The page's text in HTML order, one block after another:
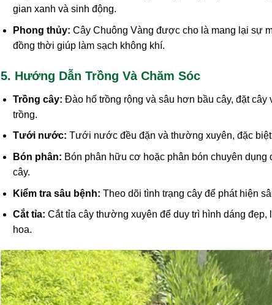
gian xanh và sinh động.
Phong thủy: Cây Chuông Vàng được cho là mang lại sự
đồng thời giúp làm sạch không khí.
5. Hướng Dẫn Trồng Và Chăm Sóc
Trồng cây: Đào hố trồng rộng và sâu hơn bầu cây, đặt
trồng.
Tưới nước: Tưới nước đều đặn và thường xuyên, đặc
Bón phân: Bón phân hữu cơ hoặc phân bón chuyên
cây.
Kiểm tra sâu bệnh: Theo dõi tình trạng cây để phát hiện
Cắt tỉa: Cắt tỉa cây thường xuyên để duy trì hình dáng
hoa.